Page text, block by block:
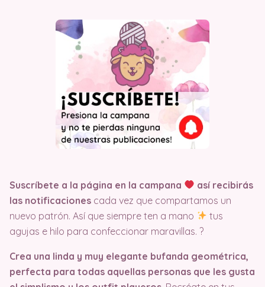
Suscríbete a la página en la campana
así recibirás
las notificaciones cada vez que compartamos un
nuevo patrón. Así que siempre ten a mano
tus
agujas e hilo para confeccionar maravillas. ?
Crea una linda y muy elegante bufanda geométrica,
perfecta para todas aquellas personas que les gusta